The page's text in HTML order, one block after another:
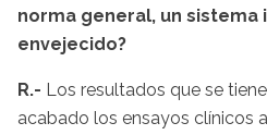
norma general, un sistema
envejecido?
R.- Los resultados que se
acabado los ensayos clínicos